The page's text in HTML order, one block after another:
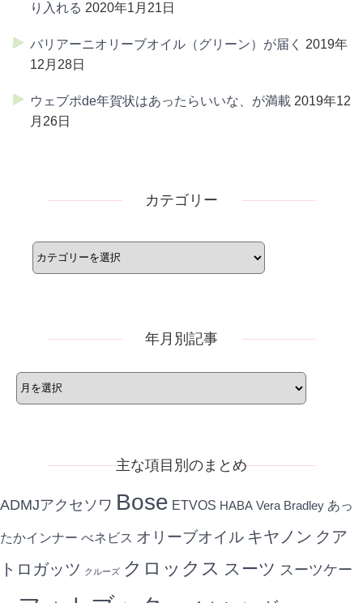
り入れる 2020年1月21日
バリアーニオリーブオイル（グリーン）が届く
2019年
12月28日
ウェブポde年賀状はあったらいいな、が満載 2019年12
月26日
カテゴリー
年月別記事
主な項目別のまとめ
ADMJアクセソワ Bose ETVOS HABA Vera Bradley あっ
たかインナー べネビス オリーブオイル キヤノン クア
トロガッツ クルーズ クロックス スーツ スーツケー